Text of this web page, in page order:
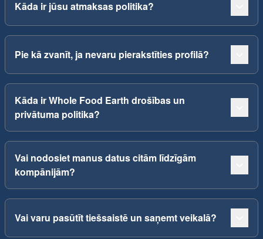
Kāda ir jūsu atmaksas politika?
Pie kā zvanīt, ja nevaru pierakstīties profilā?
Kāda ir Whole Food Earth drošības un
privātuma politika?
Vai nodosiet manus datus citām līdzīgām
kompānijām?
Vai varu pasūtīt tiešsaistē un saņemt veikalā?